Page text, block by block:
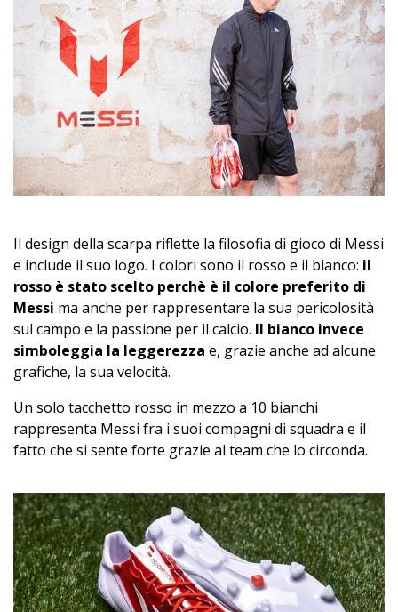
Il design della scarpa riflette la filosofia di gioco di Messi
e include il suo logo. I colori sono il rosso e il bianco: il
rosso è stato scelto perchè è il colore preferito di
Messi ma anche per rappresentare la sua pericolosità
sul campo e la passione per il calcio. Il bianco invece
simboleggia la leggerezza e, grazie anche ad alcune
grafiche, la sua velocità.
Un solo tacchetto rosso in mezzo a 10 bianchi
rappresenta Messi fra i suoi compagni di squadra e il
fatto che si sente forte grazie al team che lo circonda.